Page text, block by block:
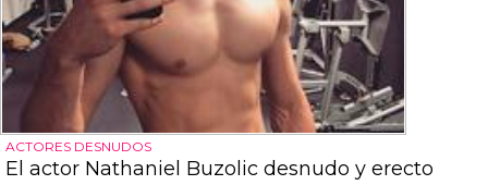
ACTORES DESNUDOS
El actor Nathaniel Buzolic desnudo y erecto